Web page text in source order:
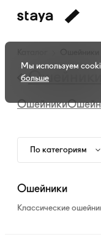
Каталог
амуниции
—
Ошейники
Ошейники
Ошейники
По категориям
Ошейники
Классические
Мы используем
больше